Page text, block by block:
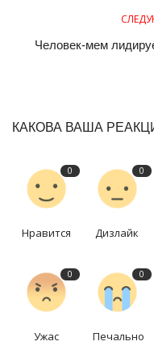
Человек-мем
КАКОВА ВАША
0
Нравится
0
Дизлайк
0
Ужас
0
Печально